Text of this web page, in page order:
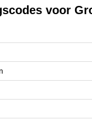
voor